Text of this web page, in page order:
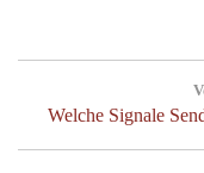
Previous
Post:
Welche Signale